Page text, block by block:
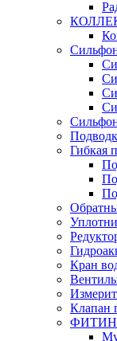
Гибкая
Кран
Клапан